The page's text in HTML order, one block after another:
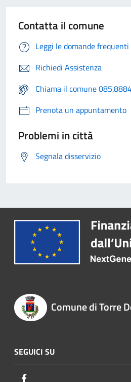
Contatta il comune
Leggi le domande frequenti
Richiedi Assistenza
Chiama il comune
Prenota un appuntamento
Problemi in città
Segnala disservizio
Comune di Torre
SEGUICI SU